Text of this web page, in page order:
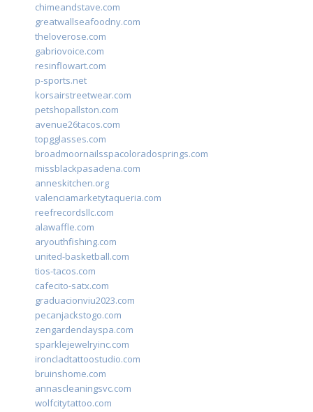
chimeandstave.com
greatwallseafoodny.com
theloverose.com
gabriovoice.com
resinflowart.com
p-sports.net
korsairstreetwear.com
petshopallston.com
avenue26tacos.com
topgglasses.com
broadmoornailsspacoloradosprings.com
missblackpasadena.com
anneskitchen.org
valenciamarketytaqueria.com
reefrecordsllc.com
alawaffle.com
aryouthfishing.com
united-basketball.com
tios-tacos.com
cafecito-satx.com
graduacionviu2023.com
pecanjackstogo.com
zengardendayspa.com
sparklejewelryinc.com
ironcladtattoostudio.com
bruinshome.com
annascleaningsvc.com
wolfcitytattoo.com